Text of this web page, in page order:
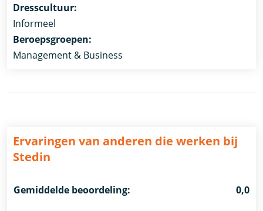
Dresscultuur:
Informeel
Beroepsgroepen:
Management & Business
Ervaringen van anderen die werken bij
Stedin
Gemiddelde beoordeling: 0,0